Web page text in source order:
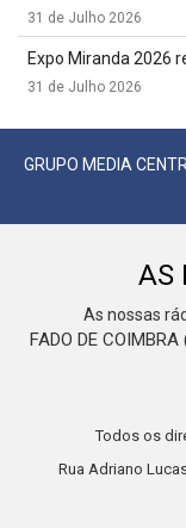
31 de Julho 2026
Expo Miranda 2026
31 de Julho 2026
GRUPO MEDIA
AS
As nossas
FADO DE
Todos os
Rua Adriano